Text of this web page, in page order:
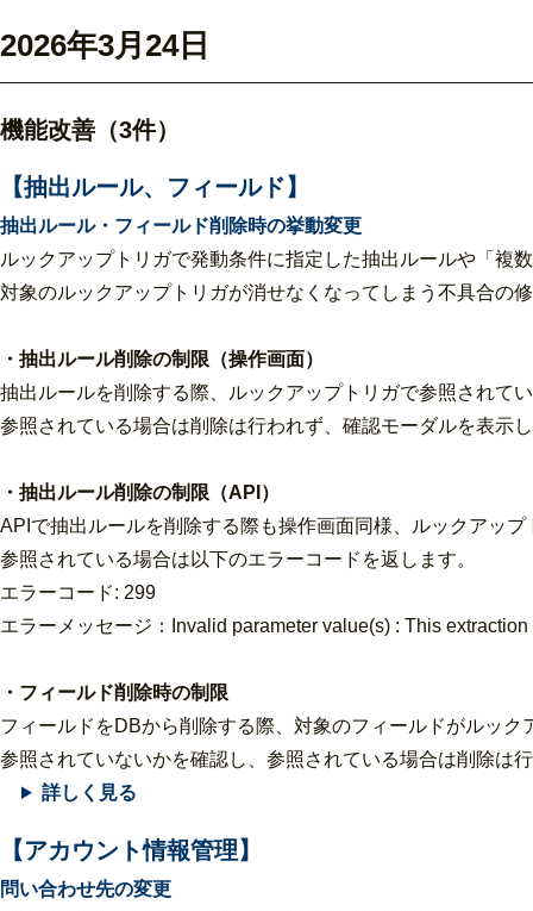
2026年3月24日
機能改善（3件）
【抽出ルール、フィールド】
抽出ルール・フィールド削除時の挙動変更
ルックアップトリガで発動条件に指定した抽出ルールや「複
対象のルックアップトリガが消せなくなってしまう不具合の
・抽出ルール削除の制限（操作画面）
抽出ルールを削除する際、ルックアップトリガで参照されて
参照されている場合は削除は行われず、確認モーダルを表示
・抽出ルール削除の制限（API）
APIで抽出ルールを削除する際も操作画面同様、ルックアッ
参照されている場合は以下のエラーコードを返します。
エラーコード: 299
エラーメッセージ：Invalid parameter value(s) : This
・フィールド削除時の制限
フィールドをDBから削除する際、対象のフィールドがルッ
参照されていないかを確認し、参照されている場合は削除は
詳しく見る
【アカウント情報管理】
問い合わせ先の変更